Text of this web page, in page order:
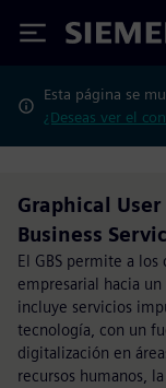
Siemens
Esta página se
¿Deseas ver el
Graphical
Business
El GBS permite a
empresarial hacia
incluye servicios
tecnología, con un
digitalización en
recursos humanos,